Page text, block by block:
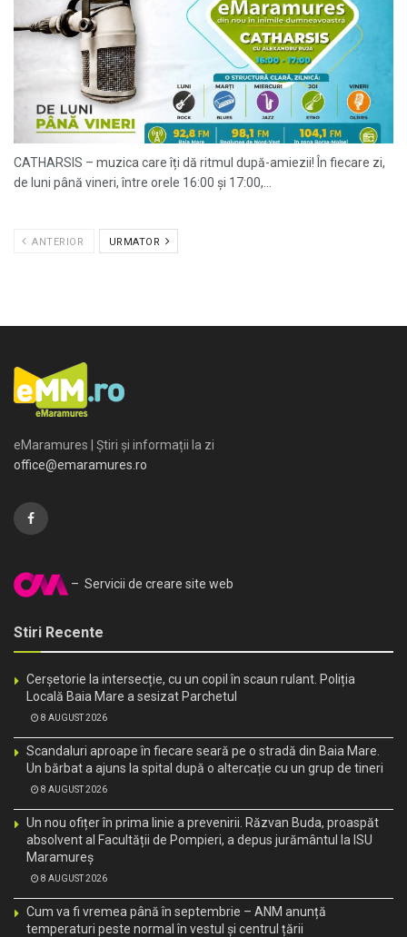
CATHARSIS – muzica care îți dă ritmul după-amiezii! În fiecare zi,
de luni până vineri, între orele 16:00 și 17:00,...
ANTERIOR URMATOR
eMaramures | Știri și informații la zi
office@emaramures.ro
– Servicii de creare site web
Stiri Recente
Cerșetorie la intersecție, cu un copil în scaun rulant. Poliția
Locală Baia Mare a sesizat Parchetul
8 AUGUST 2026
Scandaluri aproape în fiecare seară pe o stradă din Baia Mare.
Un bărbat a ajuns la spital după o altercație cu un grup de tineri
8 AUGUST 2026
Un nou ofițer în prima linie a prevenirii. Răzvan Buda, proaspăt
absolvent al Facultății de Pompieri, a depus jurământul la ISU
Maramureș
8 AUGUST 2026
Cum va fi vremea până în septembrie – ANM anunță
temperaturi peste normal în vestul și centrul țării